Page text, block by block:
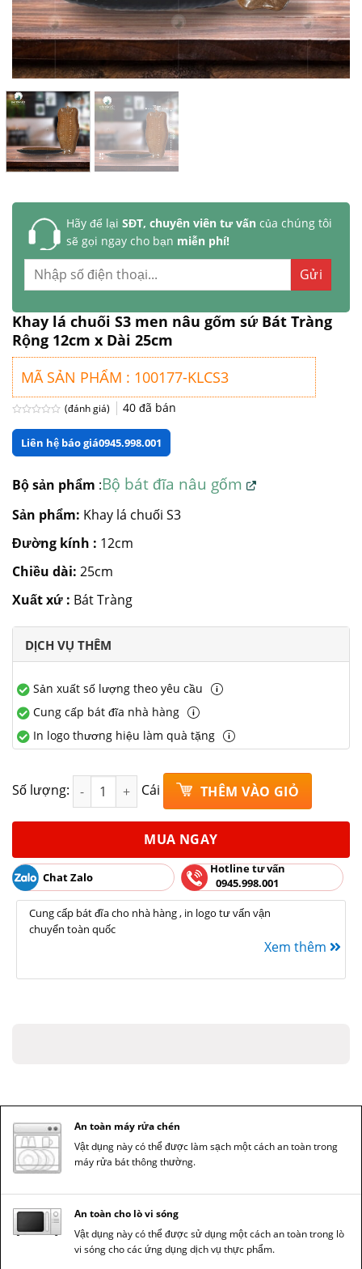
Hãy để lại SĐT, chuyên viên tư vấncủa chúng tôi
sẽ gọi ngay cho bạn miễn phí!
Khay lá chuối S3 men nâu gốm sứ Bát Tràng
Rộng 12cm x Dài 25cm
MÃ SẢN PHẨM : 100177-KLCS3
xếp
hạng
0
(đánh giá) 40đã bán
Liên hệ báo giá0945.998.001
Bộ sản phẩm :Bộ bát đĩa nâu gốm
Sản phẩm: Khay lá chuối S3
Đường kính : 12cm
Chiều dài: 25cm
Xuất xứ : Bát Tràng
DỊCH VỤ THÊM
Sản xuất số lượng theo yêu cầu
Cung cấp bát đĩa nhà hàng
In logo thương hiệu làm quà tặng
Số lượng: Khay lá chuối S3 men nâu gốm sứ Bát Tràng Rộng
Cái THÊM VÀO GIỎ
MUA NGAY
Chat Zalo
Hotline tư vấn
0945.998.001
Cung cấp bát đĩa cho nhà hàng , in logo tư vấn vận
chuyển toàn quốc
Xem thêm
An toàn máy rửa chén
Vật dụng này có thể được làm sạch một cách an toàn trong
máy rửa bát thông thường.
An toàn cho lò vi sóng
Vật dụng này có thể được sử dụng một cách an toàn trong lò
vi sóng cho các ứng dụng dịch vụ thực phẩm.